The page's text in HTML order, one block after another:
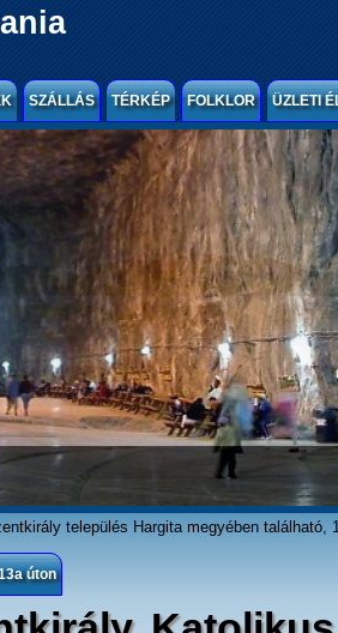
SZÁLLÁS TÉRKÉP FOLKLOR ÜZLETI
település Hargita megyében található,
úton